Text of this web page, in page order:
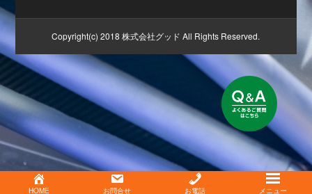
Copyright(c) 2018 株式会社グッド All Rights Reserved.
HOME お問合せ お電話 メニュー